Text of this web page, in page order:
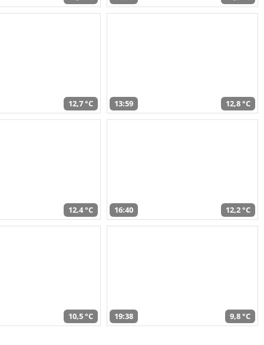
12,7 °C 13:59 12,8 °C
12,4 °C 16:40 12,2 °C
10,5 °C 19:38 9,8 °C